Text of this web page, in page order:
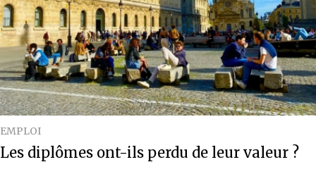
EMPLOI
Les diplômes ont-ils perdu de leur valeur ?